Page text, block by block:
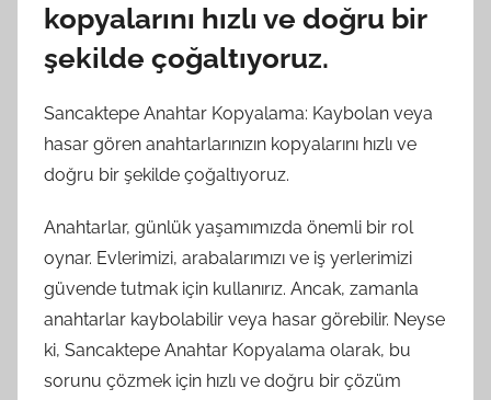
kopyalarını hızlı ve doğru bir
şekilde çoğaltıyoruz.
Sancaktepe Anahtar Kopyalama: Kaybolan veya
hasar gören anahtarlarınızın kopyalarını hızlı ve
doğru bir şekilde çoğaltıyoruz.
Anahtarlar, günlük yaşamımızda önemli bir rol
oynar. Evlerimizi, arabalarımızı ve iş yerlerimizi
güvende tutmak için kullanırız. Ancak, zamanla
anahtarlar kaybolabilir veya hasar görebilir. Neyse
ki, Sancaktepe Anahtar Kopyalama olarak, bu
sorunu çözmek için hızlı ve doğru bir çözüm